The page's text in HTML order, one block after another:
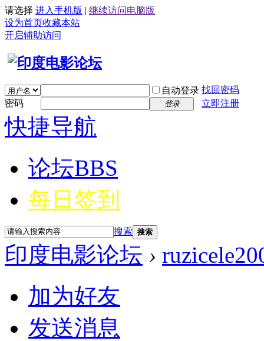
请选择 进入手机版 | 继续访问电脑版
设为首页收藏本站
开启辅助访问
自动登录 找回密码
密码
登录 立即注册
快捷导航
论坛BBS
每日签到
搜索 搜索
印度电影论坛 ›
加为好友
发送消息